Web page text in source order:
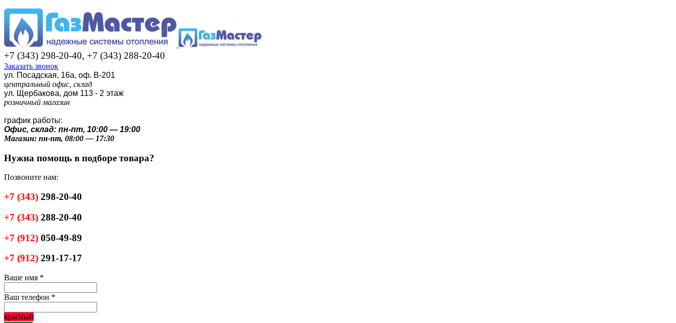
+7 (343) 298-20-40, +7 (343) 288-20-40
Заказать звонок
ул. Посадская, 16а, оф. В-201
центральный офис, склад
ул. Щербакова, дом 113 - 2 этаж
розничный магазин
график работы:
Офис, склад: пн-пт, 10:00 — 19:00
Магазин: пн-пт, 08:00 — 17:30
Нужна помощь в подборе товара?
Позвоните нам:
+7 (343) 298-20-40
+7 (343) 288-20-40
+7 (912) 050-49-89
+7 (912) 291-17-17
Ваше имя *
Ваш телефон *
красный